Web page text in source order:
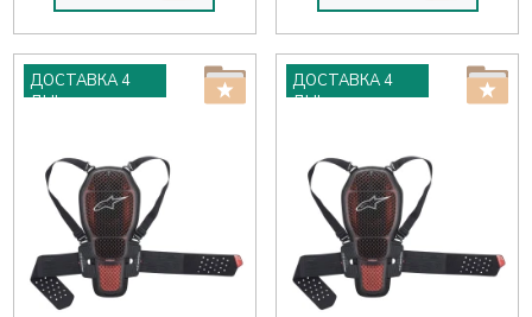
ДОСТАВКА 4
ДНІ
ДОСТАВКА 4
ДНІ